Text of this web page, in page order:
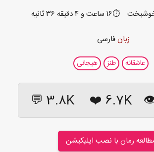
⏱️۱۶ ساعت و ۴ دقیقه ۳۶ ثانیه
زبانفارسی
عاشقانه طنز هیجانی
6.7K
❤️
3.8K 💬
رمان با نصب اپلیکیشن